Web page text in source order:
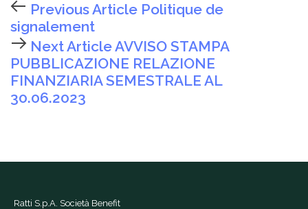
Previous Article Politique de
signalement
Next ArticleAVVISO STAMPA
PUBBLICAZIONE RELAZIONE
FINANZIARIA SEMESTRALE AL
30.06.2023
Ratti S.p.A. Società Benefit